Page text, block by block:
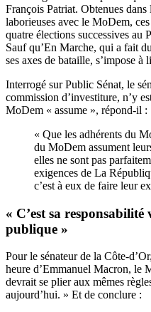
François Patriat. Obtenues
laborieuses avec le MoDem,
quatre élections successives au
Sauf qu’En Marche, qui a fait
ses axes de bataille, s’impose à
Interrogé sur Public Sénat, le
commission d’investiture, n’y
MoDem « assume », répond-il :
« Que les adhérents du
du MoDem assument
elles ne sont pas
exigences de La
c’est à eux de faire leur
« C’est sa
publique »
Pour le sénateur de la Côte-
heure d’Emmanuel Macron, le
devrait se plier aux mêmes
aujourd’hui. » Et de conclure :